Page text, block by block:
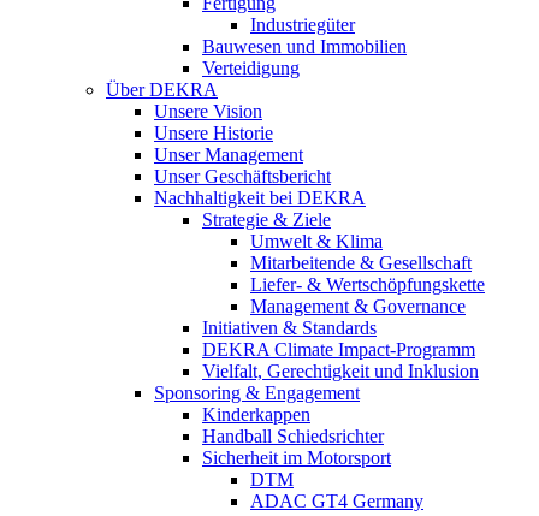
Industriegüter
Bauwesen und Immobilien
Verteidigung
Über DEKRA
Unsere Vision
Unsere Historie
Unser Management
Unser Geschäftsbericht
Nachhaltigkeit bei DEKRA
Strategie & Ziele
Umwelt & Klima
Mitarbeitende & Gesellschaft
Liefer- & Wertschöpfungskette
Management & Governance
Initiativen & Standards
DEKRA Climate Impact-Programm
Vielfalt, Gerechtigkeit und Inklusion​
Sponsoring & Engagement
Kinderkappen
Handball Schiedsrichter
Sicherheit im Motorsport
DTM
ADAC GT4 Germany